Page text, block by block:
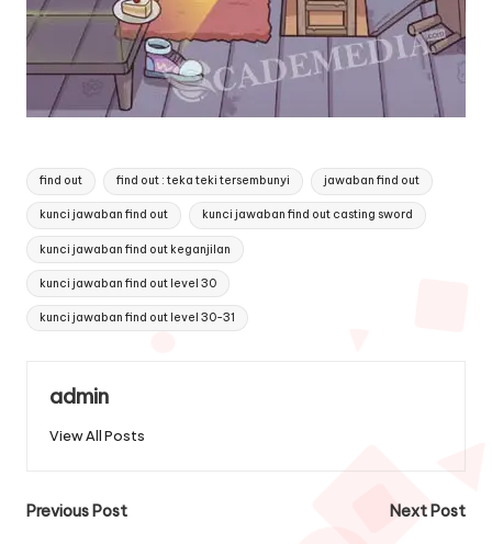
Tags:
find out find out : teka teki tersembunyi jawaban find out
kunci jawaban find out kunci jawaban find out casting sword
kunci jawaban find out keganjilan
kunci jawaban find out level 30
kunci jawaban find out level 30-31
admin
View All Posts
Post
Previous Post
Next Post